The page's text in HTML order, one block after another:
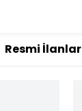
Resmi İlanlar